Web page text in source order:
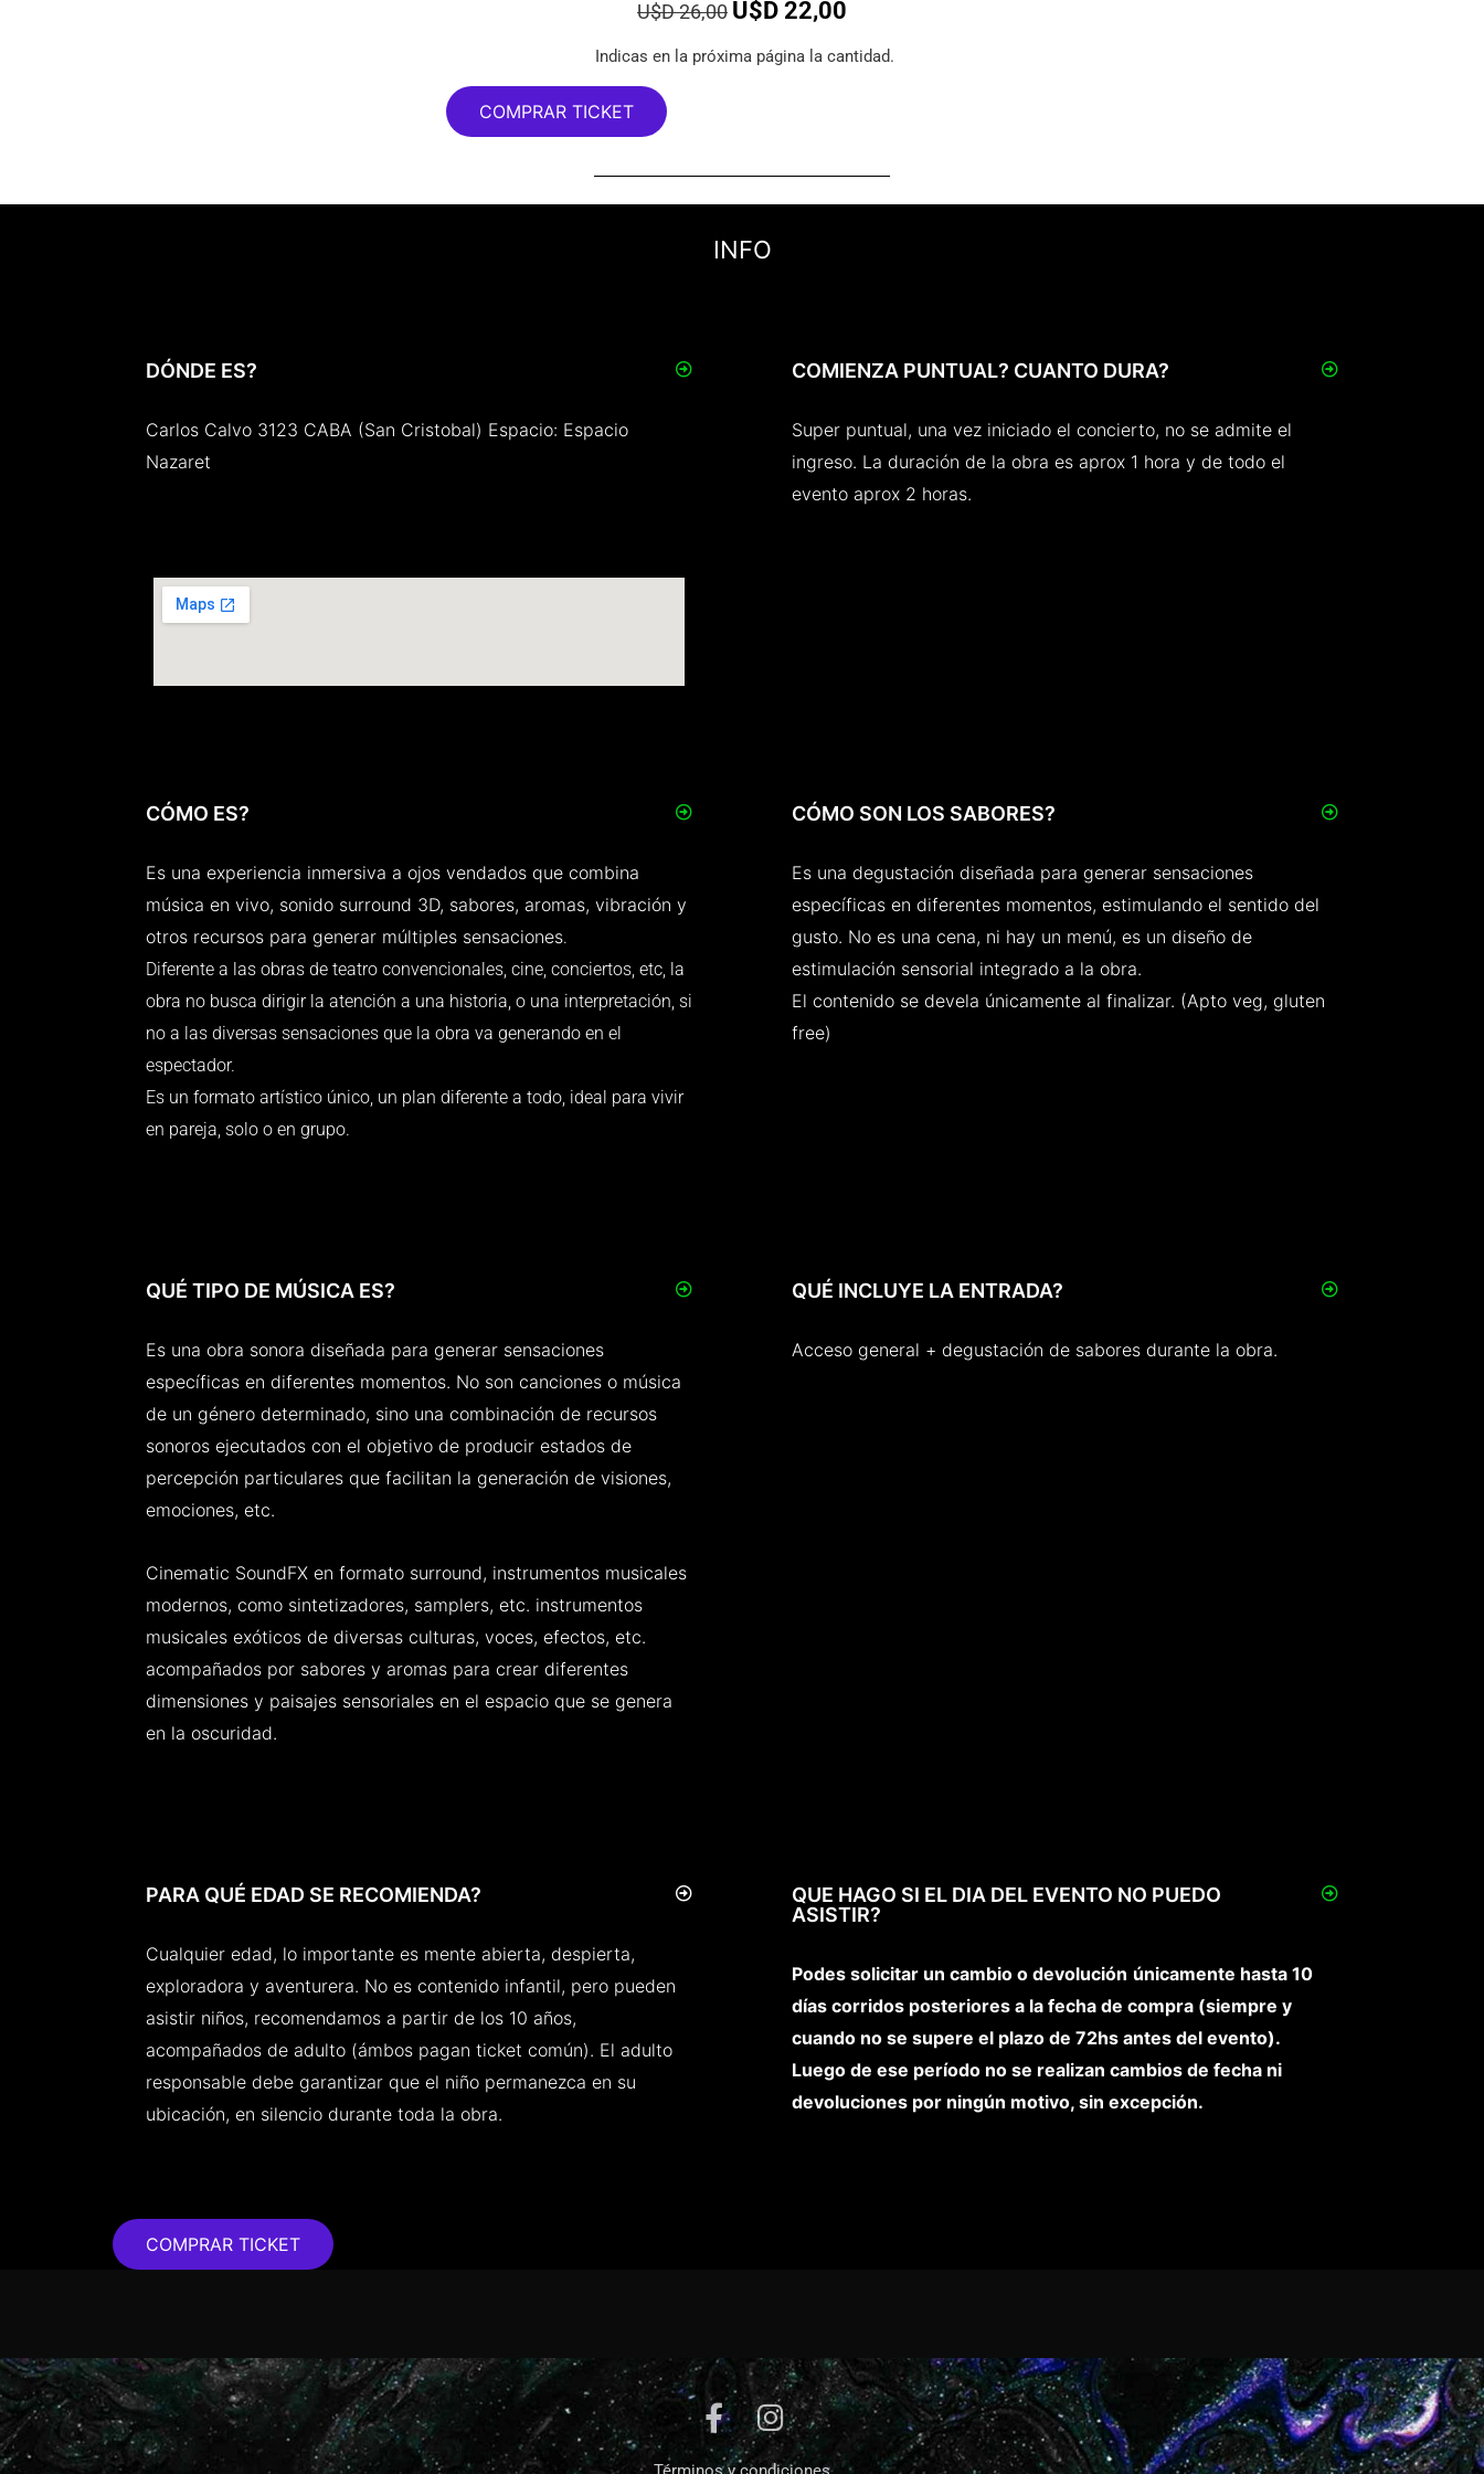
U$D26,00 U$D 22,00
Indicas en la próxima página la cantidad.
COMPRAR TICKET
INFO
DÓNDE ES?
Carlos Calvo 3123 CABA (San Cristobal) Espacio: Espacio
Nazaret
COMIENZA PUNTUAL? CUANTO DURA?
Super puntual, una vez iniciado el concierto, no se admite el
ingreso. La duración de la obra es aprox 1 hora y de todo el
evento aprox 2 horas.
CÓMO ES?
Es una experiencia inmersiva a ojos vendados que combina
música en vivo, sonido surround 3D, sabores, aromas, vibración y
otros recursos para generar múltiples sensaciones.
Diferente a las obras de teatro convencionales, cine, conciertos, etc, la
obra no busca dirigir la atención a una historia, o una interpretación, si
no a las diversas sensaciones que la obra va generando en el
espectador.
Es un formato artístico único, un plan diferente a todo, ideal para vivir
en pareja, solo o en grupo.
CÓMO SON LOS SABORES?
Es una degustación diseñada para generar sensaciones
específicas en diferentes momentos, estimulando el sentido del
gusto. No es una cena, ni hay un menú, es un diseño de
estimulación sensorial integrado a la obra.
El contenido se devela únicamente al finalizar. (Apto veg, gluten
free)
QUÉ TIPO DE MÚSICA ES?
Es una obra sonora diseñada para generar sensaciones
específicas en diferentes momentos. No son canciones o música
de un género determinado, sino una combinación de recursos
sonoros ejecutados con el objetivo de producir estados de
percepción particulares que facilitan la generación de visiones,
emociones, etc.
Cinematic SoundFX en formato surround, instrumentos musicales
modernos, como sintetizadores, samplers, etc. instrumentos
musicales exóticos de diversas culturas, voces, efectos, etc.
acompañados por sabores y aromas para crear diferentes
dimensiones y paisajes sensoriales en el espacio que se genera
en la oscuridad.
QUÉ INCLUYE LA ENTRADA?
Acceso general + degustación de sabores durante la obra.
PARA QUÉ EDAD SE RECOMIENDA?
Cualquier edad, lo importante es mente abierta, despierta,
exploradora y aventurera. No es contenido infantil, pero pueden
asistir niños, recomendamos a partir de los 10 años,
acompañados de adulto (ámbos pagan ticket común). El adulto
responsable debe garantizar que el niño permanezca en su
ubicación, en silencio durante toda la obra.
QUE HAGO SI EL DIA DEL EVENTO NO PUEDO
ASISTIR?
Podes solicitar un cambio o devolución únicamente hasta 10
días corridos posteriores a la fecha de compra (siempre y
cuando no se supere el plazo de 72hs antes del evento).
Luego de ese período no se realizan cambios de fecha ni
devoluciones por ningún motivo, sin excepción.
COMPRAR TICKET